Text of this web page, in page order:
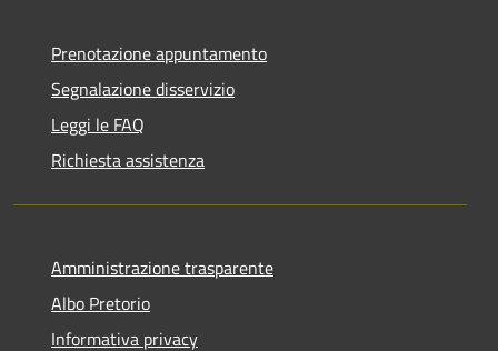
Prenotazione appuntamento
Segnalazione disservizio
Leggi le FAQ
Richiesta assistenza
Amministrazione trasparente
Albo Pretorio
Informativa privacy